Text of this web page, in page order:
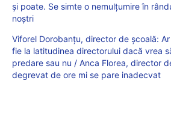
și poate. Se simte o nemulțumire în
noștri
Viforel Dorobanțu, director de școală:
fie la latitudinea directorului dacă vrea
predare sau nu / Anca Florea, director
degrevat de ore mi se pare inadecvat